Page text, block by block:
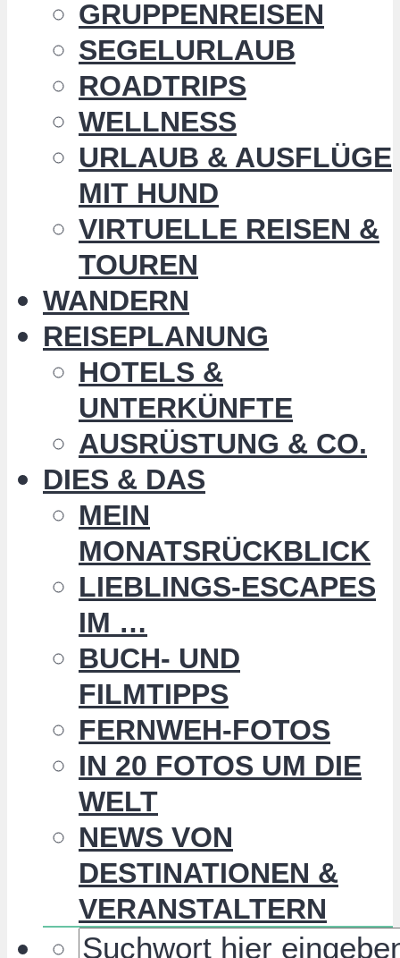
GRUPPENREISEN
SEGELURLAUB
ROADTRIPS
WELLNESS
URLAUB & AUSFLÜGE
MIT HUND
VIRTUELLE REISEN &
TOUREN
WANDERN
REISEPLANUNG
HOTELS &
UNTERKÜNFTE
AUSRÜSTUNG & CO.
DIES & DAS
MEIN
MONATSRÜCKBLICK
LIEBLINGS-ESCAPES
IM …
BUCH- UND
FILMTIPPS
FERNWEH-FOTOS
IN 20 FOTOS UM DIE
WELT
NEWS VON
DESTINATIONEN &
VERANSTALTERN